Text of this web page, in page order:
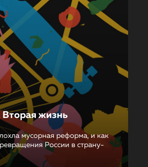
жизнь
мусорная реформа, и как
России в страну-